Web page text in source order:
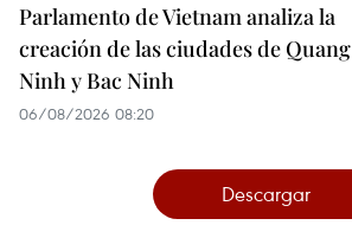
Parlamento de Vietnam analiza la
creación de las ciudades de Quang
Ninh y Bac Ninh
06/08/2026 08:20
Descargar